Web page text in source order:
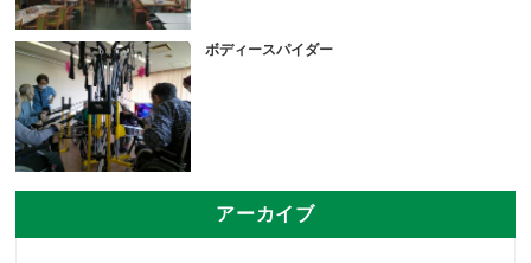
ボディースパイダー
アーカイブ